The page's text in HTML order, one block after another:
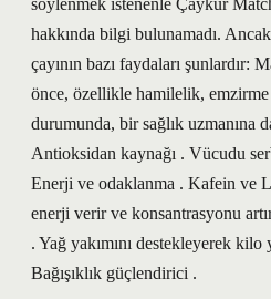
söylenmek istenenle Çaykur
hakkında bilgi bulunamadı.
çayının bazı faydaları şunlardır:
önce, özellikle hamilelik,
durumunda, bir sağlık uzmanına
Antioksidan kaynağı . Vücudu
Enerji ve odaklanma . Kafein ve
enerji verir ve konsantrasyonu
. Yağ yakımını destekleyerek kilo
Bağışıklık güçlendirici .